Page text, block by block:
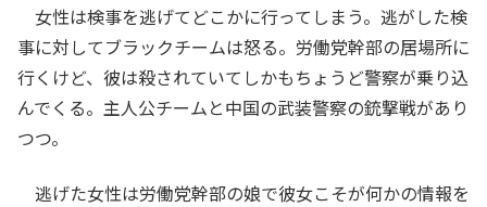
女性は検事を逃げてどこかに行ってしまう。逃がした検
事に対してブラックチームは怒る。労働党幹部の居場所に
行くけど、彼は殺されていてしかもちょうど警察が乗り込
んでくる。主人公チームと中国の武装警察の銃撃戦があり
つつ。
逃げた女性は労働党幹部の娘で彼女こそが何かの情報を